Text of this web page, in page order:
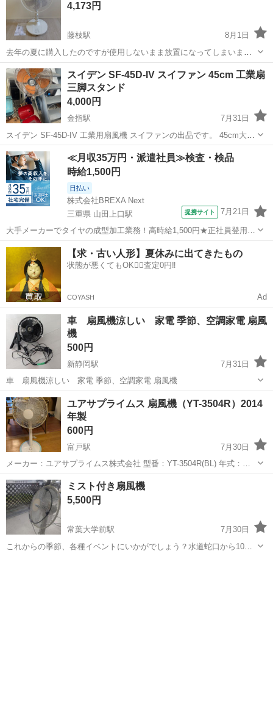
とのことですが、...4,173円
藤枝駅
8月1日
去年の夏に購入したのですが使用しないまま放置になってしまいまし
た。
静岡 藤枝市 藤枝駅 季節、空調家電
スイデン SF-45D-IV スイファン 45cm 工業扇
三脚スタンド
4,000円
金指駅
7月31日
スイデン SF-45D-IV 工業用扇風機 スイファンの出品です。 45cm大型
羽根を搭載し、工場、倉庫、現場、ガレージなど広い空間で強力な送
風が可能です。 三脚スタンド付きで設置場所を柔軟に調整できます。
3段階の風量切り...
静岡 浜松市 金指駅 季節、空調家電
≪月収35万円・派遣社員≫検査・検品
時給1,500円
日払い
株式会社BREXA Next
三重県 山田上口駅
提携サイト 7月21日
大手メーカーでタイヤの成型加工業務！高時給1,500円★正社員登用制
度あり！ワンルーム寮完備！マイカー通勤OK！無料駐車場あり！《三
重県伊勢市》 人気の工場のお仕事 ◇タイヤの製造◇ トラック・バ
ス・RV車用を中心とした...
三重 伊勢市 山田上口駅 その他
【求・古い人形】夏休みに出てきたもの
状態が悪くてもOK🙆‍♀️査定0円‼️
COYASH Ad
車 扇風機涼しい 家電 季節、空調家電 扇風
機
500円
新静岡駅
7月31日
車 扇風機涼しい 家電 季節、空調家電 扇風機
静岡 静岡市 新静岡駅 季節、空調家電
ユアサプライムス 扇風機（YT-3504R）2014
年製
600円
富戸駅
7月30日
メーカー：ユアサプライムス株式会社 型番：YT-3504R(BL) 年式：
2014年製 サイズ：羽根径 30cm（標準的なリビング扇風機サイズ） 機
静岡 伊東市 富戸駅 季節、空調家電
ミスト付き扇風機
5,500円
常葉大学前駅
7月30日
これからの季節、各種イベントにいかがでしょう？水道蛇口から10M